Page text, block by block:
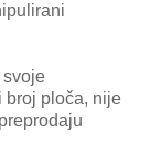
svoje
broj ploča, nije